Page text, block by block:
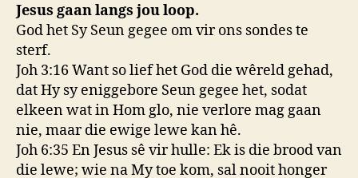
Jesus gaan langs jou loop.
God het Sy Seun gegee om vir ons sondes te
sterf.
Joh 3:16 Want so lief het God die wêreld gehad,
dat Hy sy eniggebore Seun gegee het, sodat
elkeen wat in Hom glo, nie verlore mag gaan
nie, maar die ewige lewe kan hê.
Joh 6:35 En Jesus sê vir hulle: Ek is die brood van
die lewe; wie na My toe kom, sal nooit honger